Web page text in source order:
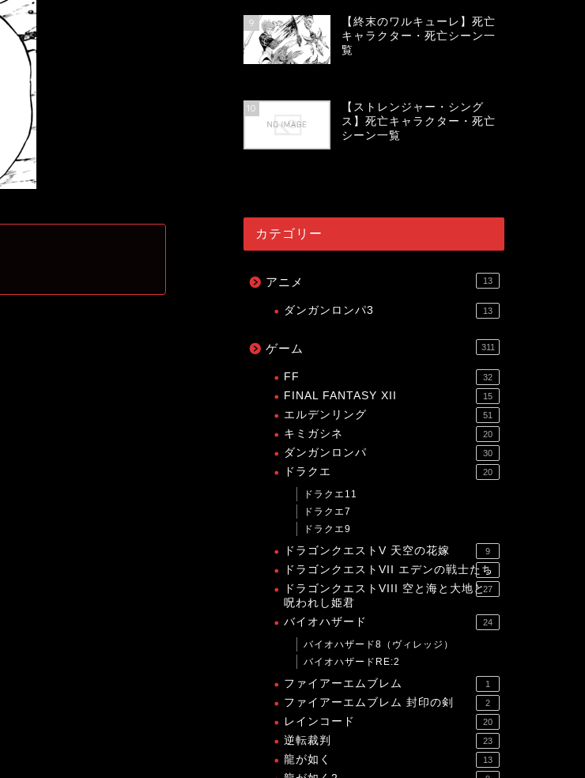
9
【終末のワルキューレ】死亡
キャラクター・死亡シーン一
覧
10
【ストレンジャー・シング
ス】死亡キャラクター・死亡
シーン一覧
カテゴリー
アニメ 13
ダンガンロンパ3 13
ゲーム 311
FF 32
FINAL FANTASY XII 15
エルデンリング 51
キミガシネ 20
ダンガンロンパ 30
ドラクエ 20
ドラクエ11
ドラクエ7
ドラクエ9
ドラゴンクエストV 天空の花嫁 9
ドラゴンクエストVII エデンの戦士たち
1
ドラゴンクエストVIII 空と海と大地と
呪われし姫君
27
バイオハザード 24
バイオハザード8（ヴィレッジ）
バイオハザードRE:2
ファイアーエムブレム 1
ファイアーエムブレム 封印の剣 2
レインコード 20
逆転裁判 23
龍が如く 13